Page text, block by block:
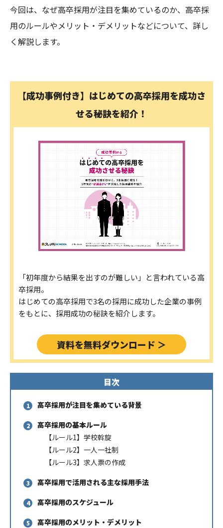
今回は、なぜ高卒採用が注目を集めているのか、高卒採
用のルールやメリット・デメリットなどについて、詳し
く解説します。
【成功事例付き】はじめての高卒採用を成功さ
せる秘訣を紹介！
「初年度から結果を出すのが難しい」と言われている高
卒採用。
はじめての高卒採用で3名の採用に成功した企業の事例
をもとに、採用成功の秘訣を紹介します。
資料を無料ダウンロード ＞
目次
高卒採用が注目を集めている背景
高卒採用の基本ルール
【ルール1】学校斡旋
【ルール2】一人一社制
【ルール3】求人票の作成
高卒採用で活用される主な採用手法
高卒採用のスケジュール
高卒採用のメリット・デメリット